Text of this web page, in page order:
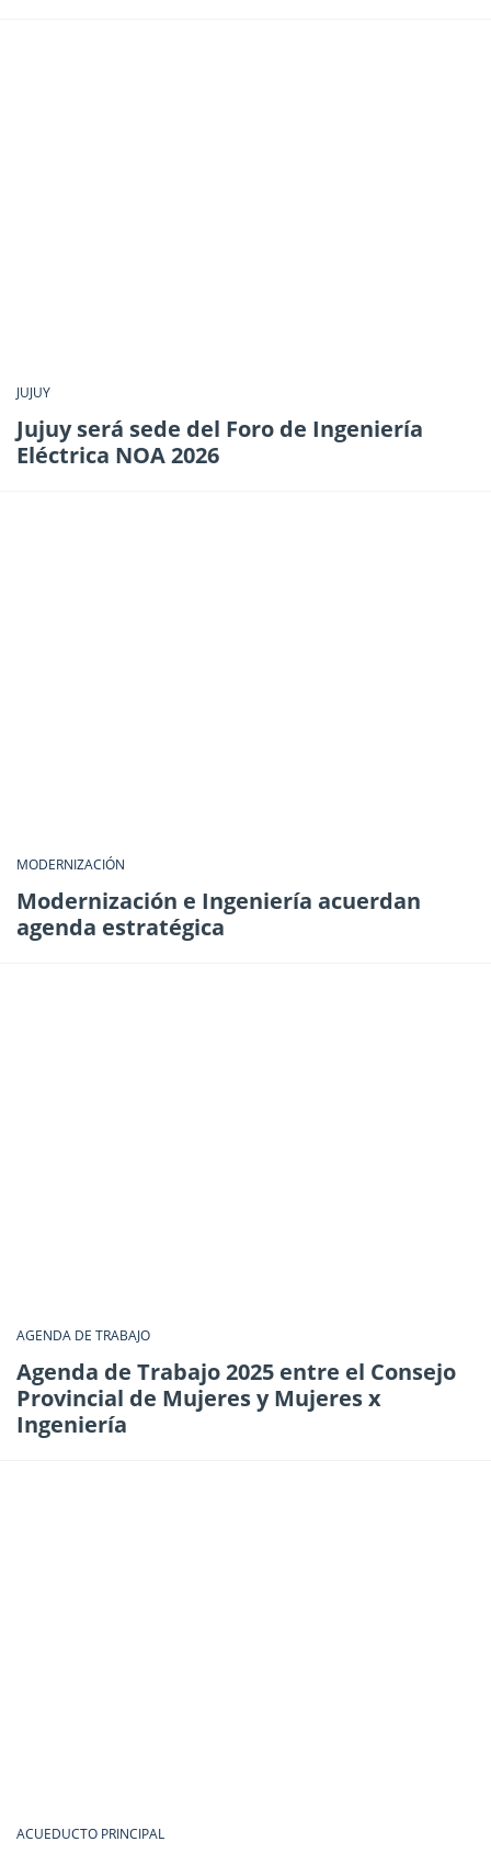
JUJUY
Jujuy será sede del Foro de Ingeniería
Eléctrica NOA 2026
MODERNIZACIÓN
Modernización e Ingeniería acuerdan
agenda estratégica
AGENDA DE TRABAJO
Agenda de Trabajo 2025 entre el Consejo
Provincial de Mujeres y Mujeres x
Ingeniería
ACUEDUCTO PRINCIPAL